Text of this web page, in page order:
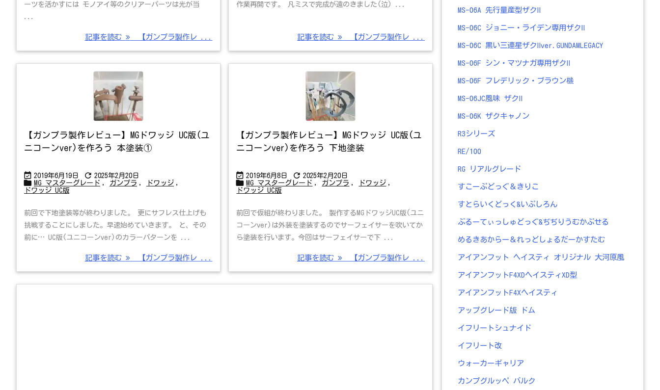
ーツを活かすには モノアイ等のクリアーパーツは光が当
...
記事を読む 【ガンプラ製作レ ...
作業再開です。 凡ミスで完成が遠のきました(泣) ...
記事を読む 【ガンプラ製作レ ...
【ガンプラ製作レビュー】MGドワッジ UC版(ユ
ニコーンver)を作ろう 本塗装①
 2019年6月19日  2025年2月20日
 MG マスターグレード , ガンプラ , ドワッジ ,
ドワッジ UC版
前回で下地塗装等が終わりました。 更にサフレス仕上げも
挑戦することにしました。早速始めていきます。 と、その
前に… UC版(ユニコーンver)のカラーパターンを ...
記事を読む 【ガンプラ製作レ ...
【ガンプラ製作レビュー】MGドワッジ UC版(ユ
ニコーンver)を作ろう 下地塗装
 2019年6月8日  2025年2月20日
 MG マスターグレード , ガンプラ , ドワッジ ,
ドワッジ UC版
前回で仮組が終わりました。 製作するMGドワッジUC版(ユニ
コーンver)は外装を塗装するのでサーフェイサーを吹いてか
ら塗装を行います。今回はサーフェイサーで下 ...
記事を読む 【ガンプラ製作レ ...
MS-06A 先行量産型ザクⅡ
MS-06C ジョニー・ライデン専用ザクⅡ
MS-06C 黒い三連星ザクⅡver.GUNDAMLEGACY
MS-06F シン・マツナガ専用ザクⅡ
MS-06F フレデリック・ブラウン機
MS-06JC風味 ザクⅡ
MS-06K ザクキャノン
R3シリーズ
RE/100
RG リアルグレード
すこーぷどっぐ＆きりこ
すとらいくどっく&いぷしろん
ぶるーてぃっしゅどっぐ&ぢぢりうむかぷせる
めるきあからー＆れっどしょるだーかすたむ
アイアンフット ヘイスティ オリジナル 大河原風
アイアンフットF4XDヘイスティXD型
アイアンフットF4Xヘイスティ
アップグレード版 ドム
イフリートシュナイド
イフリート改
ウォーカーギャリア
カンプグルッペ バルク